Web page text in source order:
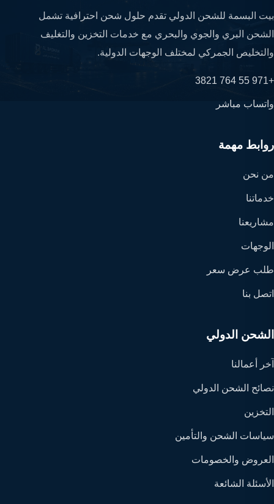
بيت البسمة للشحن الدولي تقدم حلول شحن احترافية تشمل
الشحن البري والجوي والبحري مع خدمات التخزين والتغليف
والتخليص الجمركي لمختلف الوجهات الدولية.
+971 55 764 3821
واتساب مباشر
روابط مهمة
من نحن
خدماتنا
مشاريعنا
الوجهات
طلب عرض سعر
اتصل بنا
الشحن الدولي
آخر أعمالنا
نصائح الشحن الدولي
التخزين
سياسات الشحن والتأمين
العروض والخصومات
الأسئلة الشائعة